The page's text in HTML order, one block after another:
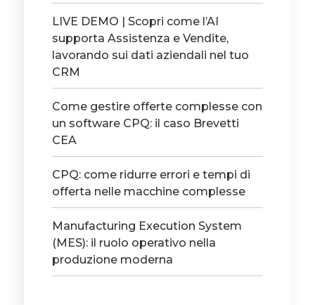
LIVE DEMO | Scopri come l’AI
supporta Assistenza e Vendite,
lavorando sui dati aziendali nel tuo
CRM
Come gestire offerte complesse con
un software CPQ: il caso Brevetti
CEA
CPQ: come ridurre errori e tempi di
offerta nelle macchine complesse
Manufacturing Execution System
(MES): il ruolo operativo nella
produzione moderna